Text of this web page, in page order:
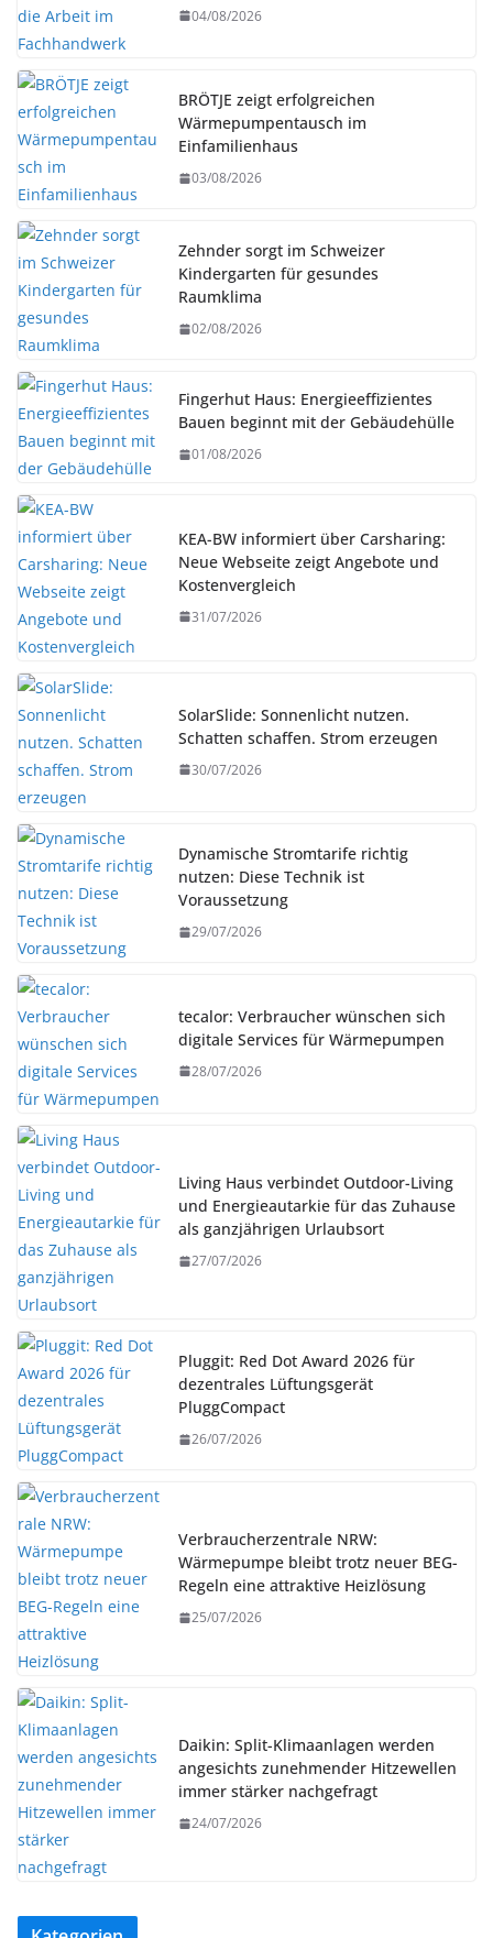
04/08/2026
BRÖTJE zeigt erfolgreichen
Wärmepumpentausch im
Einfamilienhaus
03/08/2026
Zehnder sorgt im Schweizer
Kindergarten für gesundes
Raumklima
02/08/2026
Fingerhut Haus: Energieeffizientes
Bauen beginnt mit der Gebäudehülle
01/08/2026
KEA-BW informiert über Carsharing:
Neue Webseite zeigt Angebote und
Kostenvergleich
31/07/2026
SolarSlide: Sonnenlicht nutzen.
Schatten schaffen. Strom erzeugen
30/07/2026
Dynamische Stromtarife richtig
nutzen: Diese Technik ist
Voraussetzung
29/07/2026
tecalor: Verbraucher wünschen sich
digitale Services für Wärmepumpen
28/07/2026
Living Haus verbindet Outdoor-Living
und Energieautarkie für das Zuhause
als ganzjährigen Urlaubsort
27/07/2026
Pluggit: Red Dot Award 2026 für
dezentrales Lüftungsgerät
PluggCompact
26/07/2026
Verbraucherzentrale NRW:
Wärmepumpe bleibt trotz neuer BEG-
Regeln eine attraktive Heizlösung
25/07/2026
Daikin: Split-Klimaanlagen werden
angesichts zunehmender Hitzewellen
immer stärker nachgefragt
24/07/2026